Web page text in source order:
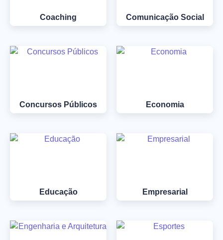
Coaching Comunicação Social
Concursos Públicos Economia
Educação Empresarial